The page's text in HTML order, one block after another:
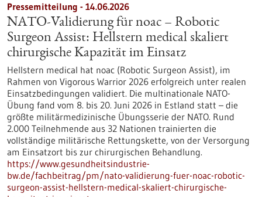
Pressemitteilung - 14.06.2026
NATO-Validierung für noac – Robotic
Surgeon Assist: Hellstern medical skaliert
chirurgische Kapazität im Einsatz
Hellstern medical hat noac (Robotic Surgeon Assist), im
Rahmen von Vigorous Warrior 2026 erfolgreich unter realen
Einsatzbedingungen validiert. Die multinationale NATO-
Übung fand vom 8. bis 20. Juni 2026 in Estland statt – die
größte militärmedizinische Übungsserie der NATO. Rund
2.000 Teilnehmende aus 32 Nationen trainierten die
vollständige militärische Rettungskette, von der Versorgung
am Einsatzort bis zur chirurgischen Behandlung.
https://www.gesundheitsindustrie-
bw.de/fachbeitrag/pm/nato-validierung-fuer-noac-robotic-
surgeon-assist-hellstern-medical-skaliert-chirurgische-